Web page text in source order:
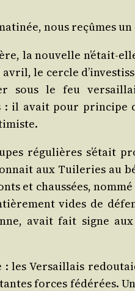
nous reçûmes
la nou­velle n’était-
le cercle
sous le feu
: il avait pour
régu­lières s’était
aux Tui­le­ries au
et chaus­sées,
vides de
avait fait signe
les Ver­saillais
forces fédé­rées.